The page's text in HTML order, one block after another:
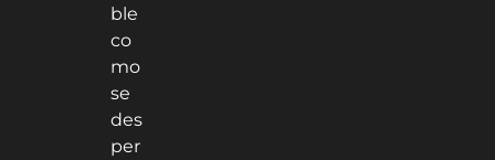
ble
co
mo
se
des
per